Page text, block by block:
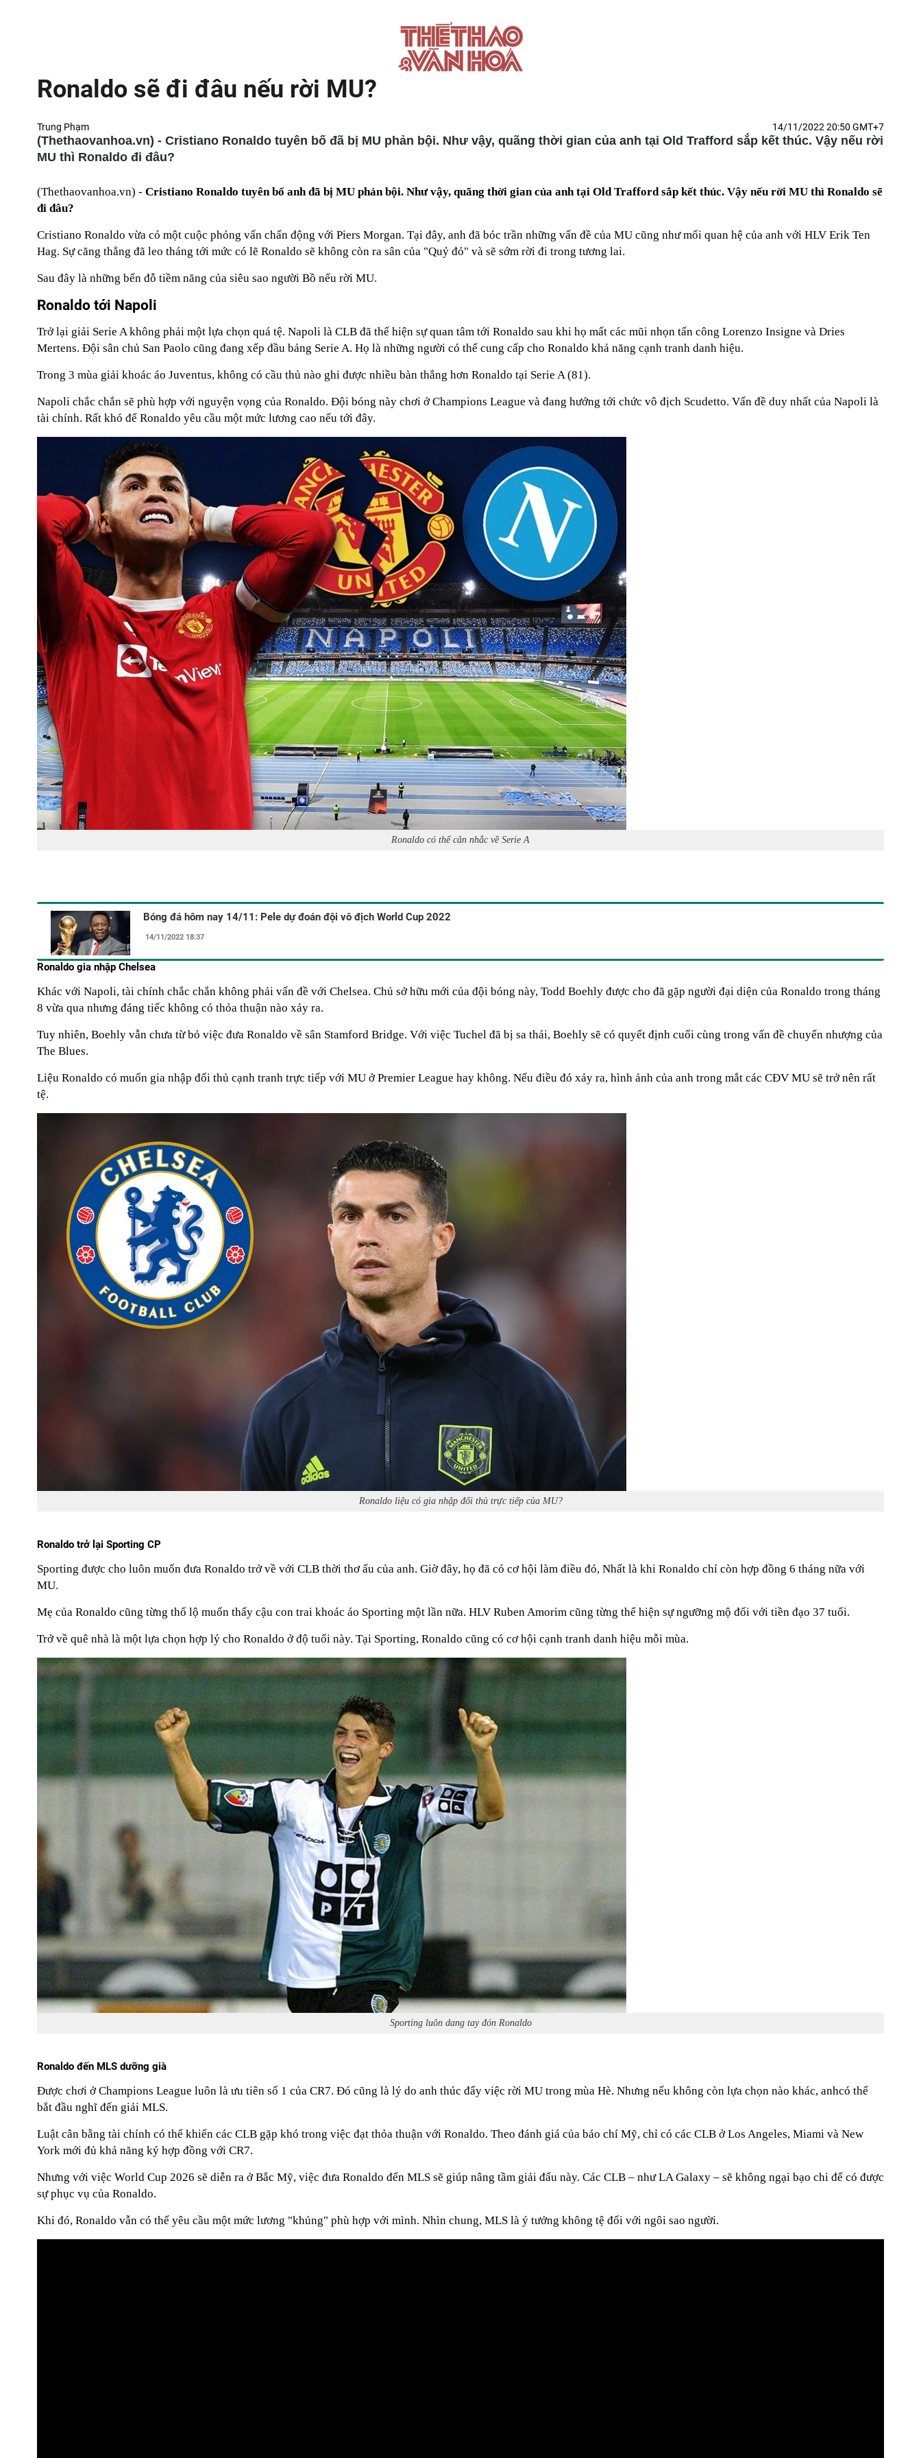
Ronaldo sẽ đi đâu nếu rời MU?
Trung Phạm 14/11/2022 20:50 GMT+7
(Thethaovanhoa.vn) - Cristiano Ronaldo tuyên bố đã bị MU phản bội. Như vậy, quãng thời gian của anh tại Old Trafford sắp kết thúc. Vậy nếu rời
MU thì Ronaldo đi đâu?
(Thethaovanhoa.vn) - Cristiano Ronaldo tuyên bố anh đã bị MU phản bội. Như vậy, quãng thời gian của anh tại Old Trafford sắp kết thúc. Vậy nếu rời MU thì Ronaldo sẽ
đi đâu?
Cristiano Ronaldo vừa có một cuộc phỏng vấn chấn động với Piers Morgan. Tại đây, anh đã bóc trần những vấn đề của MU cũng như mối quan hệ của anh với HLV Erik Ten
Hag. Sự căng thẳng đã leo tháng tới mức có lẽ Ronaldo sẽ không còn ra sân của "Quỷ đỏ" và sẽ sớm rời đi trong tương lai.
Sau đây là những bến đỗ tiềm năng của siêu sao người Bồ nếu rời MU.
Ronaldo tới Napoli
Trở lại giải Serie A không phải một lựa chọn quá tệ. Napoli là CLB đã thể hiện sự quan tâm tới Ronaldo sau khi họ mất các mũi nhọn tấn công Lorenzo Insigne và Dries
Mertens. Đội sân chủ San Paolo cũng đang xếp đầu bảng Serie A. Họ là những người có thể cung cấp cho Ronaldo khả năng cạnh tranh danh hiệu.
Trong 3 mùa giải khoác áo Juventus, không có cầu thủ nào ghi được nhiều bàn thắng hơn Ronaldo tại Serie A (81).
Napoli chắc chắn sẽ phù hợp với nguyện vọng của Ronaldo. Đội bóng này chơi ở Champions League và đang hướng tới chức vô địch Scudetto. Vấn đề duy nhất của Napoli là
tài chính. Rất khó để Ronaldo yêu cầu một mức lương cao nếu tới đây.
Ronaldo có thể cân nhắc về Serie A
Bóng đá hôm nay 14/11: Pele dự đoán đội vô địch World Cup 2022
14/11/2022 18:37
Ronaldo gia nhập Chelsea
Khác với Napoli, tài chính chắc chắn không phải vấn đề với Chelsea. Chủ sở hữu mới của đội bóng này, Todd Boehly được cho đã gặp người đại diện của Ronaldo trong tháng
8 vừa qua nhưng đáng tiếc không có thỏa thuận nào xảy ra.
Tuy nhiên, Boehly vẫn chưa từ bỏ việc đưa Ronaldo về sân Stamford Bridge. Với việc Tuchel đã bị sa thải, Boehly sẽ có quyết định cuối cùng trong vấn đề chuyển nhượng của
The Blues.
Liệu Ronaldo có muốn gia nhập đối thủ cạnh tranh trực tiếp với MU ở Premier League hay không. Nếu điều đó xảy ra, hình ảnh của anh trong mắt các CĐV MU sẽ trở nên rất
tệ.
Ronaldo liệu có gia nhập đối thủ trực tiếp của MU?
Ronaldo trở lại Sporting CP
Sporting được cho luôn muốn đưa Ronaldo trở về với CLB thời thơ ấu của anh. Giờ đây, họ đã có cơ hội làm điều đó, Nhất là khi Ronaldo chỉ còn hợp đồng 6 tháng nữa với
MU.
Mẹ của Ronaldo cũng từng thổ lộ muốn thấy cậu con trai khoác áo Sporting một lần nữa. HLV Ruben Amorim cũng từng thể hiện sự ngưỡng mộ đối với tiền đạo 37 tuổi.
Trở về quê nhà là một lựa chọn hợp lý cho Ronaldo ở độ tuổi này. Tại Sporting, Ronaldo cũng có cơ hội cạnh tranh danh hiệu mỗi mùa.
Sporting luôn dang tay đón Ronaldo
Ronaldo đến MLS dưỡng già
Được chơi ở Champions League luôn là ưu tiên số 1 của CR7. Đó cũng là lý do anh thúc đẩy việc rời MU trong mùa Hè. Nhưng nếu không còn lựa chọn nào khác, anhcó thể
bắt đầu nghĩ đến giải MLS.
Luật cân bằng tài chính có thể khiến các CLB gặp khó trong việc đạt thỏa thuận với Ronaldo. Theo đánh giá của báo chí Mỹ, chỉ có các CLB ở Los Angeles, Miami và New
York mới đủ khả năng ký hợp đồng với CR7.
Nhưng với việc World Cup 2026 sẽ diễn ra ở Bắc Mỹ, việc đưa Ronaldo đến MLS sẽ giúp nâng tầm giải đấu này. Các CLB – như LA Galaxy – sẽ không ngại bạo chi để có được
sự phục vụ của Ronaldo.
Khi đó, Ronaldo vẫn có thể yêu cầu một mức lương "khủng" phù hợp với mình. Nhìn chung, MLS là ý tưởng không tệ đối với ngôi sao người.